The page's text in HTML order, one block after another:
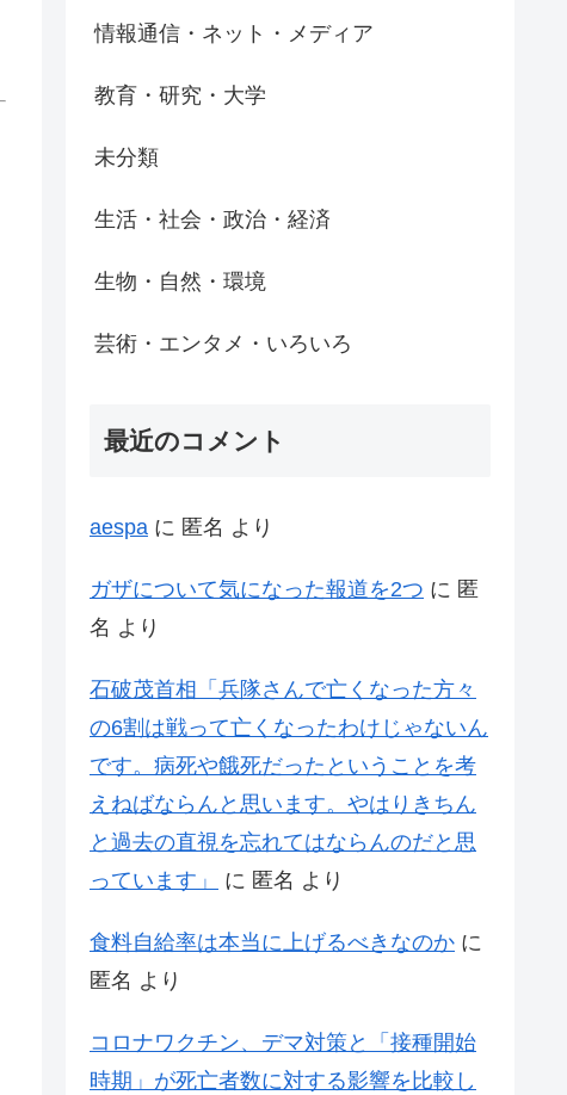
情報通信・ネット・メディア
教育・研究・大学
未分類
生活・社会・政治・経済
生物・自然・環境
芸術・エンタメ・いろいろ
最近のコメント
aespa に 匿名 より
ガザについて気になった報道を2つ に 匿
名 より
石破茂首相「兵隊さんで亡くなった方々
の6割は戦って亡くなったわけじゃないん
です。病死や餓死だったということを考
えねばならんと思います。やはりきちん
と過去の直視を忘れてはならんのだと思
っています」
に 匿名 より
食料自給率は本当に上げるべきなのか に
匿名 より
コロナワクチン、デマ対策と「接種開始
時期」が死亡者数に対する影響を比較し